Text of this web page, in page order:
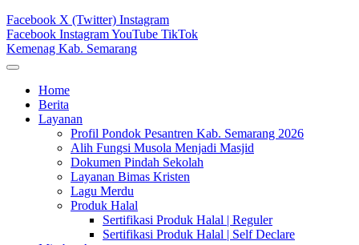
Facebook X (Twitter) Instagram
Facebook InstagramYouTube TikTok
Kemenag Kab. Semarang
Home
Berita
Layanan
Profil Pondok Pesantren Kab. Semarang 2026
Alih Fungsi Musola Menjadi Masjid
Dokumen Pindah Sekolah
Layanan Bimas Kristen
Lagu Merdu
Produk Halal
Sertifikasi Produk Halal | Reguler
Sertifikasi Produk Halal | Self Declare